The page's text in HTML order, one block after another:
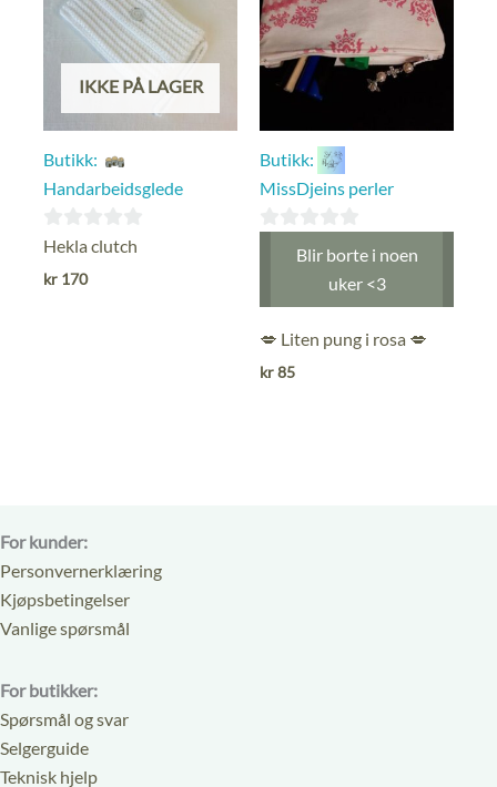
IKKE PÅ LAGER
Butikk:
Handarbeidsglede
0
ut
Hekla clutch
kr 170
Butikk:
MissDjeins perler
Blir borte i noen
uker <3
💋 Liten pung i rosa 💋
kr85
For kunder:
Personvernerklæring
Kjøpsbetingelser
Vanlige spørsmål
For butikker:
Spørsmål og svar
Selgerguide
Teknisk hjelp